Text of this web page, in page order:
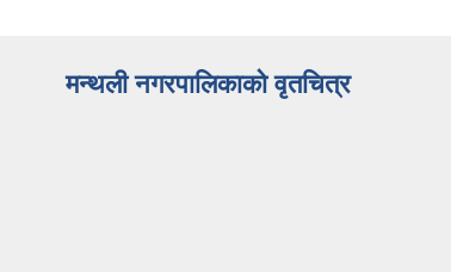
मन्थली नगरपालिकाको वृतचित्र